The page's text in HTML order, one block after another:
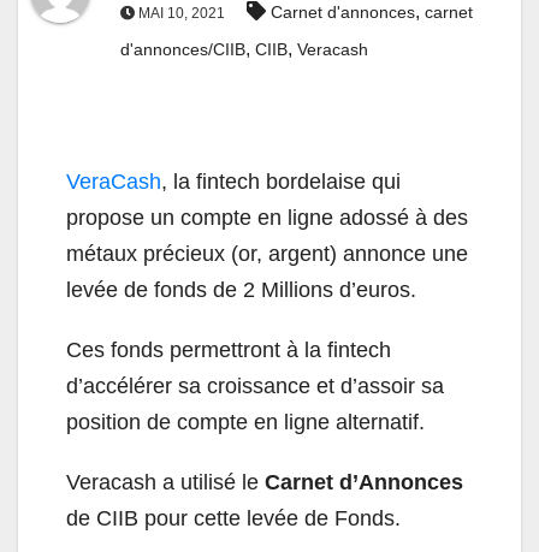
MAI 10, 2021 Carnet d'annonces, carnet
d'annonces/CIIB, CIIB, Veracash
VeraCash, la fintech bordelaise qui
propose un compte en ligne adossé à des
métaux précieux (or, argent) annonce une
levée de fonds de 2 Millions d’euros.
Ces fonds permettront à la fintech
d’accélérer sa croissance et d’assoir sa
position de compte en ligne alternatif.
Veracash a utilisé le Carnet d’Annonces
de CIIB pour cette levée de Fonds.